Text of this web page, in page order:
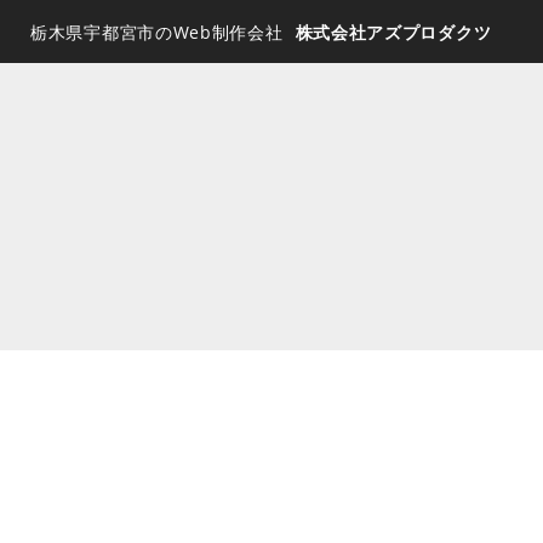
栃木県宇都宮市のWeb制作会社 株式会社アズプロダクツ